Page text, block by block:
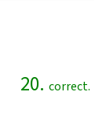
20. correct.